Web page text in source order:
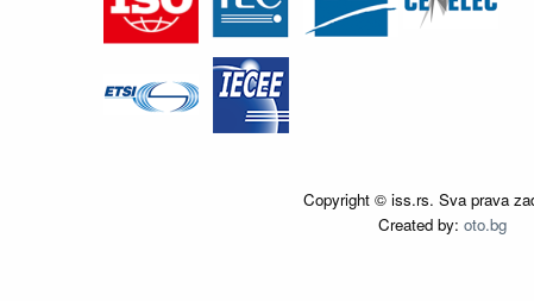
Copyright © iss.rs. Sva prava
Created by: oto.bg